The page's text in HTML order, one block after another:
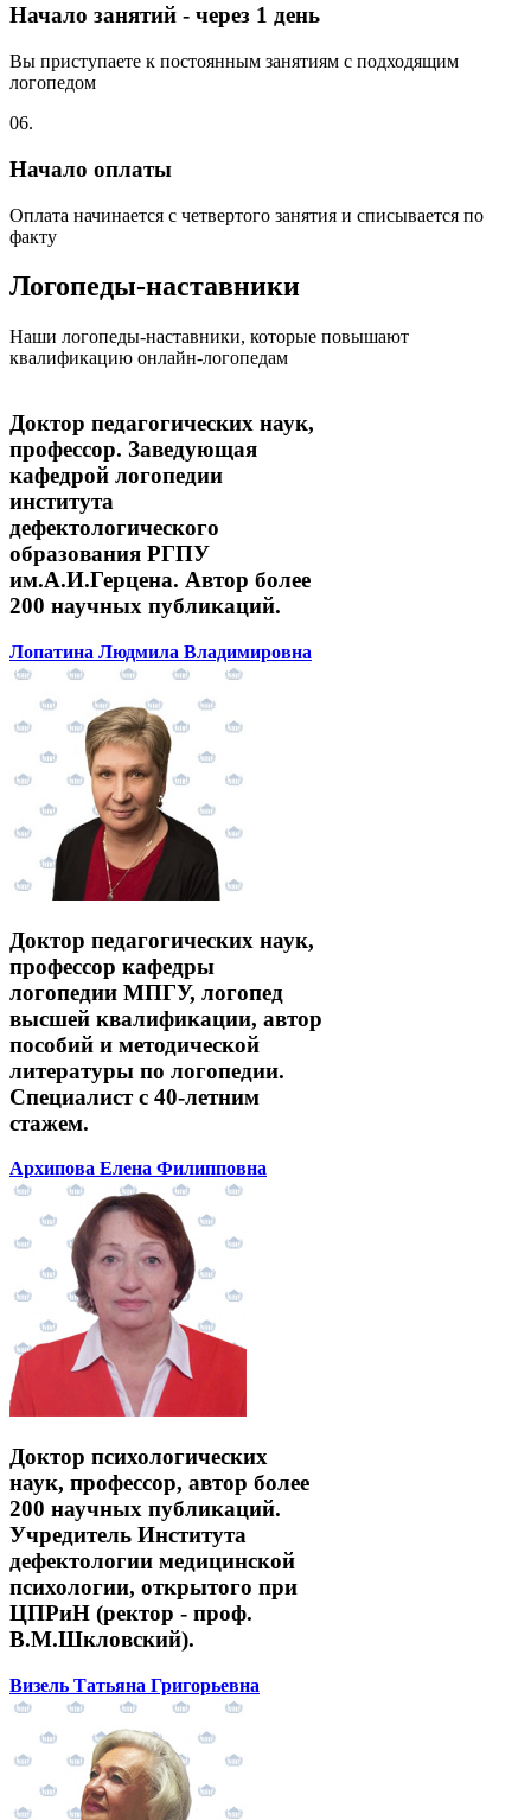
Начало занятий - через 1 день
Вы приступаете к постоянным занятиям с подходящим
логопедом
06.
Начало оплаты
Оплата начинается с четвертого занятия и списывается по
факту
Логопеды-наставники
Наши логопеды-наставники, которые повышают
квалификацию онлайн-логопедам
Доктор педагогических наук,
профессор. Заведующая
кафедрой логопедии
института
дефектологического
образования РГПУ
им.А.И.Герцена. Автор более
200 научных публикаций.
Лопатина Людмила Владимировна
Доктор педагогических наук,
профессор кафедры
логопедии МПГУ, логопед
высшей квалификации, автор
пособий и методической
литературы по логопедии.
Специалист с 40-летним
стажем.
Архипова Елена Филипповна
Доктор психологических
наук, профессор, автор более
200 научных публикаций.
Учредитель Института
дефектологии медицинской
психологии, открытого при
ЦПРиН (ректор - проф.
В.М.Шкловский).
Визель Татьяна Григорьевна